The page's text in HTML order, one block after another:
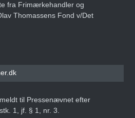
fra Frimærkehandler og
Thomassens Fond v/Det
til Pressenævnet efter
1, jf. § 1, nr. 3.